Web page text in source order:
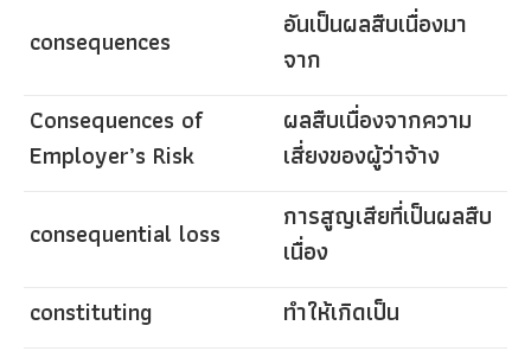
consequences
อันเป็นผลสืบเนื่องมา
จาก
Consequences of
Employer’s Risk
ผลสืบเนื่องจากความ
เสี่ยงของผู้ว่าจ้าง
consequential loss
การสูญเสียที่เป็นผลสืบ
เนื่อง
constituting
ทำให้เกิดเป็น